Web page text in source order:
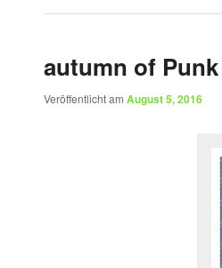
autumn of Punk
Veröffentlicht am August 5, 2016